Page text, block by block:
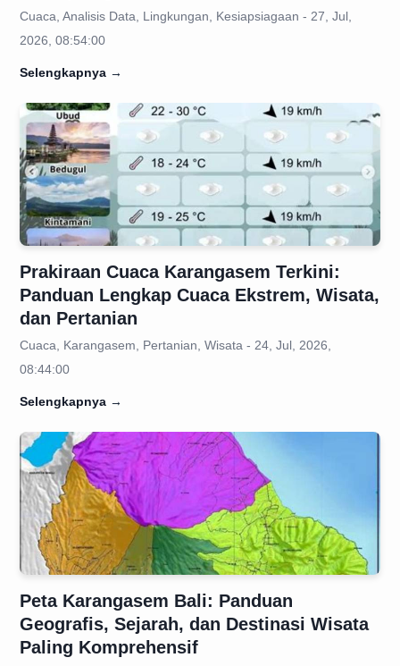
Cuaca, Analisis Data, Lingkungan, Kesiapsiagaan - 27, Jul,
2026, 08:54:00
Selengkapnya →
Prakiraan Cuaca Karangasem Terkini:
Panduan Lengkap Cuaca Ekstrem, Wisata,
dan Pertanian
Cuaca, Karangasem, Pertanian, Wisata - 24, Jul, 2026,
08:44:00
Selengkapnya →
Peta Karangasem Bali: Panduan
Geografis, Sejarah, dan Destinasi Wisata
Paling Komprehensif